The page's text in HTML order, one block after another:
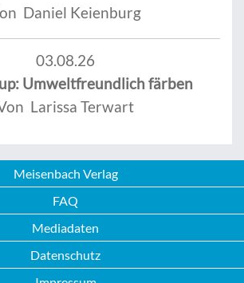
Daniel Keienburg
03.08.26
Umweltfreundlich färben
Larissa Terwart
Meisenbach Verlag
FAQ
Mediadaten
Datenschutz